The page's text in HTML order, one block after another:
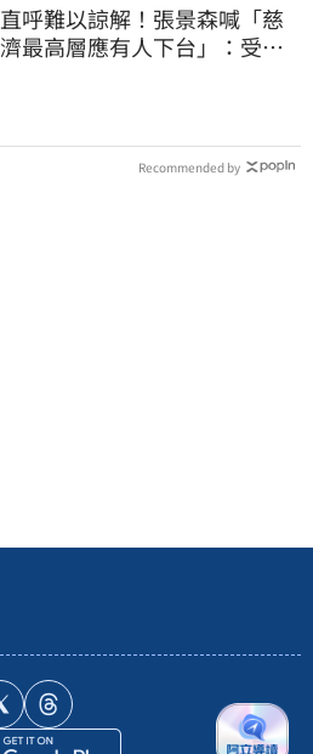
直呼難以諒解！張景森喊「慈
濟最高層應有人下台」：受害
Recommended by